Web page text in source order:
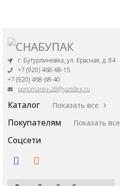
г. Бутурлиновка, ул. Красная, д. 84
+7 (920) 468-68-15
+7 (920) 468-68-40
ponomarev-28@yandex.ru
Каталог Показать все
Покупателям Показать все
Соцсети